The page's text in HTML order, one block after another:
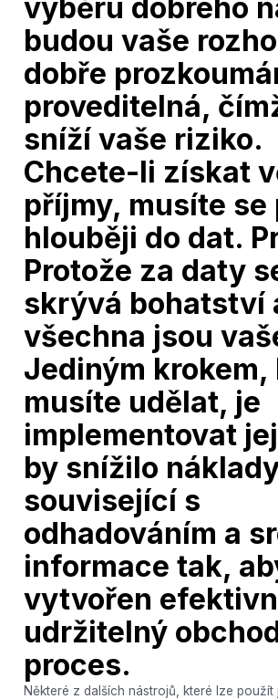
výběru dobrého
budou vaše
dobře
proveditelná,
sníží vaše riziko.
Chcete-li získat
příjmy, musíte se
hlouběji do dat.
Protože za daty
skrývá bohatství
všechna jsou
Jediným
musíte udělat, je
implementovat
by snížilo
související s
odhadováním a
informace tak,
vytvořen
udržitelný
proces.
Některé z dalších nástrojů, které lze použít